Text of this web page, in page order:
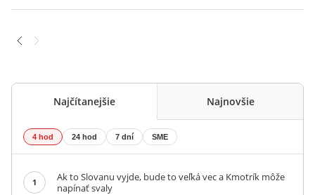
Najčítanejšie Najnovšie
4 hod 24 hod 7 dní SME
1
Ak to Slovanu vyjde, bude to veľká vec a Kmotrík môže
napínať svaly